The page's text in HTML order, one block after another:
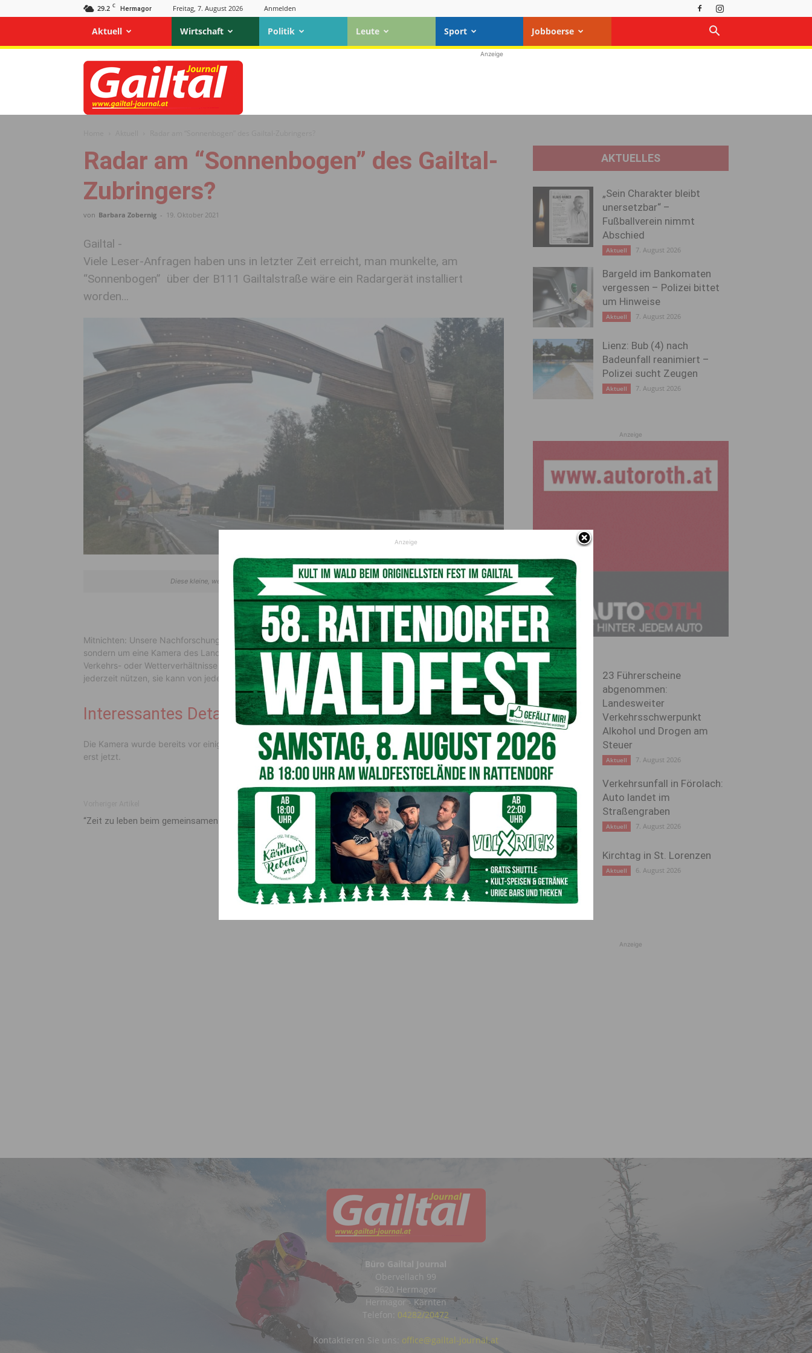
29.2 C Hermagor Freitag, 7. August 2026 Anmelden
Aktuell Wirtschaft Politik Leute Sport Jobboerse
Gailtal
Journal
Anzeige
Radar am “Sonnenbogen” des Gailtal-
Zubringers?
von Barbara Zobernig - 19. Oktober 2021
Gailtal -
Viele Leser-Anfragen haben uns in letzter Zeit erreicht, man munkelte, am
“Sonnenbogen” über der B111 Gailtalstraße wäre ein Radargerät installiert
worden…
Diese kleine, weisse Kamera links oben am "Sonnenbogen" sorgte für Aufsehen
© 5min.at
Mitnichten: Unsere Nachforschungen bei Polizei und Land ergaben, dass es sich nicht um ein Radargerät,
sondern um eine Kamera des Landes handelt, die die Straßenverhältnisse darstellt. Wer sich über die
Verkehrs- oder Wetterverhältnisse am Gailtal-Zubringer informieren möchte, kann diese
Webcam (Nr. 6)
jederzeit nützen, sie kann von jedermann eingesehen werden.
Interessantes Detail:
Die Kamera wurde bereits vor einigen Jahren dort installiert, aufgefallen ist sie den Autofahrern offenbar
erst jetzt.
“Zeit zu leben beim gemeinsamen Gehen”
Nächster Artikel
Die Gailberghöhe sucht Verstärkung!
AKTUELLES
„Sein Charakter bleibt
unersetzbar“ –
Fußballverein nimmt
Abschied
Aktuell 7. August 2026
Bargeld im Bankomaten
vergessen – Polizei bittet
um Hinweise
Aktuell 7. August 2026
Lienz: Bub (4) nach
Badeunfall reanimiert –
Polizei sucht Zeugen
Aktuell 7. August 2026
Anzeige
23 Führerscheine
abgenommen:
Landesweiter
Verkehrsschwerpunkt
Alkohol und Drogen am
Steuer
Aktuell 7. August 2026
Verkehrsunfall in Förolach:
Auto landet im
Straßengraben
Aktuell 7. August 2026
Kirchtag in St. Lorenzen
Aktuell 6. August 2026
Anzeige
Büro Gailtal Journal
Obervellach 99
9620 Hermagor
Hermagor - Kärnten
Telefon: 04282/20472
Kontaktieren Sie uns: office@gailtal-journal.at
Anzeige